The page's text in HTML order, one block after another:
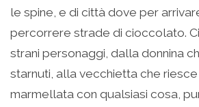
le spine, e di città dove per
percorrere strade di cioccolato.
strani personaggi, dalla donnina
starnuti, alla vecchietta che
marmellata con qualsiasi cosa,